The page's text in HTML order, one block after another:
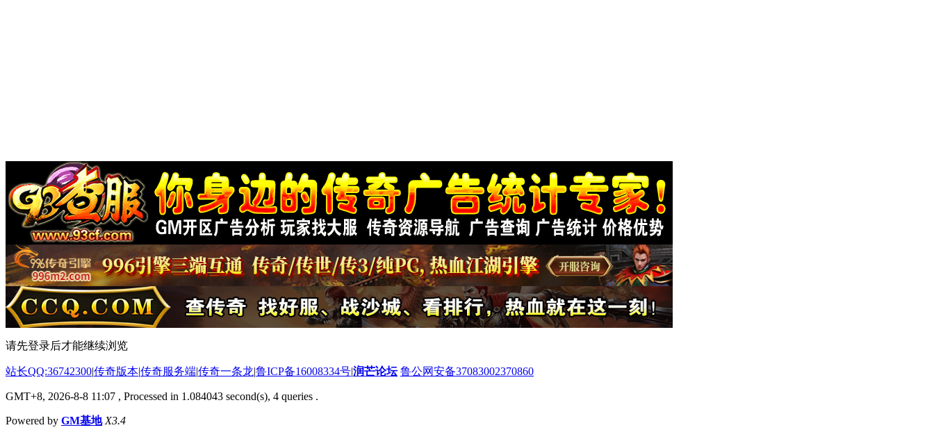
请先登录后才能继续浏览
站长QQ:36742300|传奇版本|传奇服务端|传奇一条龙|鲁ICP备16008334号|润芒论坛 鲁公网安备37083002370860
GMT+8, 2026-8-8 11:07 , Processed in 1.084043 second(s), 4 queries .
Powered by GM基地 X3.4